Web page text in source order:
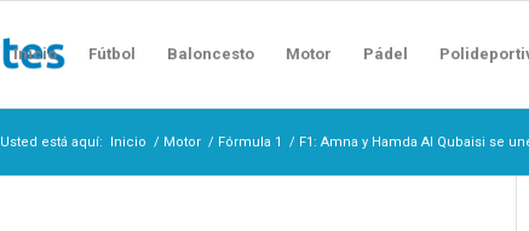
Inicio Fútbol Baloncesto Motor Pádel
Usted está aquí: Inicio / Motor / Fórmula 1 / F1: Amna y Hamda Al Qubaisi se